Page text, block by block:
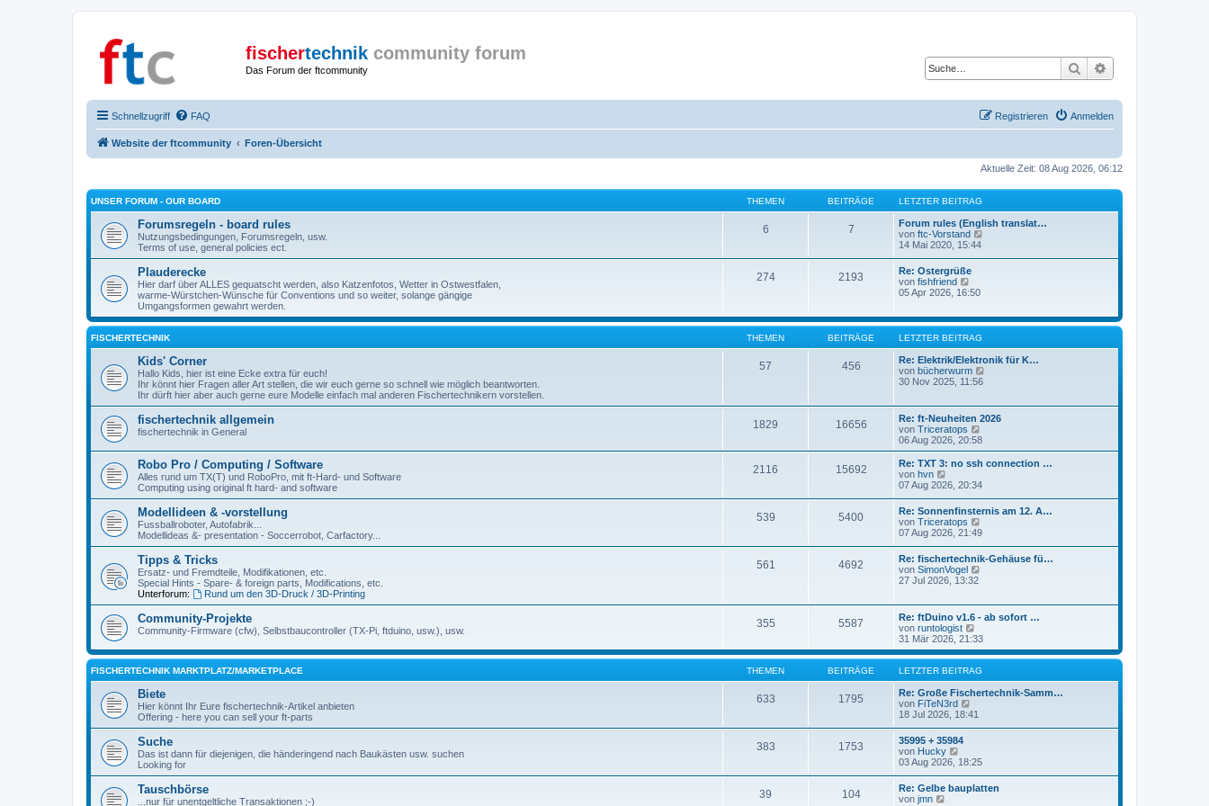
fischertechnik community forum
Das Forum der ftcommunity Suche
Schnellzugriff FAQ Anmelden
Registrieren
Website der ftcommunity Foren-Übersicht
Aktuelle Zeit: 08 Aug 2026, 06:12
UNSER FORUM - OUR BOARD THEMEN BEITRÄGE LETZTER BEITRAG
Forumsregeln - board rules
Nutzungsbedingungen, Forumsregeln, usw.
Terms of use, general policies ect.
6 7
Forum rules (English translat…
von ftc-Vorstand
B
e
t
r
a
14 Mai 2020, 15:44
Plauderecke
Hier darf über ALLES gequatscht werden, also Katzenfotos, Wetter in Ostwestfalen,
warme-Würstchen-Wünsche für Conventions und so weiter, solange gängige
Umgangsformen gewahrt werden.
274 2193
Re: Ostergrüße
von fishfriend
e
s
t
r
B
e
i
r
a
g
05 Apr 2026, 16:50
FISCHERTECHNIK THEMEN BEITRÄGE LETZTER BEITRAG
Kids' Corner
Hallo Kids, hier ist eine Ecke extra für euch!
Ihr könnt hier Fragen aller Art stellen, die wir euch gerne so schnell wie möglich beantworten.
Ihr dürft hier aber auch gerne eure Modelle einfach mal anderen Fischertechnikern vorstellen.
57 456
Re: Elektrik/Elektronik für K…
von bücherwurm
s
t
B
e
r
a
30 Nov 2025, 11:56
fischertechnik allgemein
fischertechnik in General
1829 16656
Re: ft-Neuheiten 2026
von Triceratops
e
u
e
t
r
B
i
t
r
06 Aug 2026, 20:58
Robo Pro / Computing / Software
Alles rund um TX(T) und RoboPro, mit ft-Hard- und Software
Computing using original ft hard- and software
2116 15692
Re: TXT 3: no ssh connection …
von hvn
e
s
t
e
r
B
e
i
r
a
g
07 Aug 2026, 20:34
Modellideen & -vorstellung
Fussballroboter, Autofabrik...
Modellideas &- presentation - Soccerrobot, Carfactory...
539 5400
Re: Sonnenfinsternis am 12. A…
von Triceratops
e
e
s
B
e
t
r
a
g
07 Aug 2026, 21:49
Tipps & Tricks
Ersatz- und Fremdteile, Modifikationen, etc.
Special Hints - Spare- & foreign parts, Modifications, etc.
Unterforum:
Rund um den 3D-Druck / 3D-Printing
561 4692
Re: fischertechnik-Gehäuse fü…
von SimonVogel
e
r
B
i
r
27 Jul 2026, 13:32
Community-Projekte
Community-Firmware (cfw), Selbstbaucontroller (TX-Pi, ftduino, usw.), usw.
355 5587
Re: ftDuino v1.6 - ab sofort …
von runtologist
e
u
e
s
t
e
B
r
a
g
31 Mär 2026, 21:33
FISCHERTECHNIK MARKTPLATZ/MARKETPLACE THEMEN BEITRÄGE LETZTER BEITRAG
Biete
Hier könnt Ihr Eure fischertechnik-Artikel anbieten
Offering - here you can sell your ft-parts
633 1795
Re: Große Fischertechnik-Samm…
von FiTeN3rd
e
t
e
r
B
18 Jul 2026, 18:41
Suche
Das ist dann für diejenigen, die händeringend nach Baukästen usw. suchen
Looking for
383 1753
35995 + 35984
von Hucky
e
s
03 Aug 2026, 18:25
Tauschbörse
...nur für unentgeltliche Transaktionen ;-)
39 104
Re: Gelbe bauplatten
von jmn